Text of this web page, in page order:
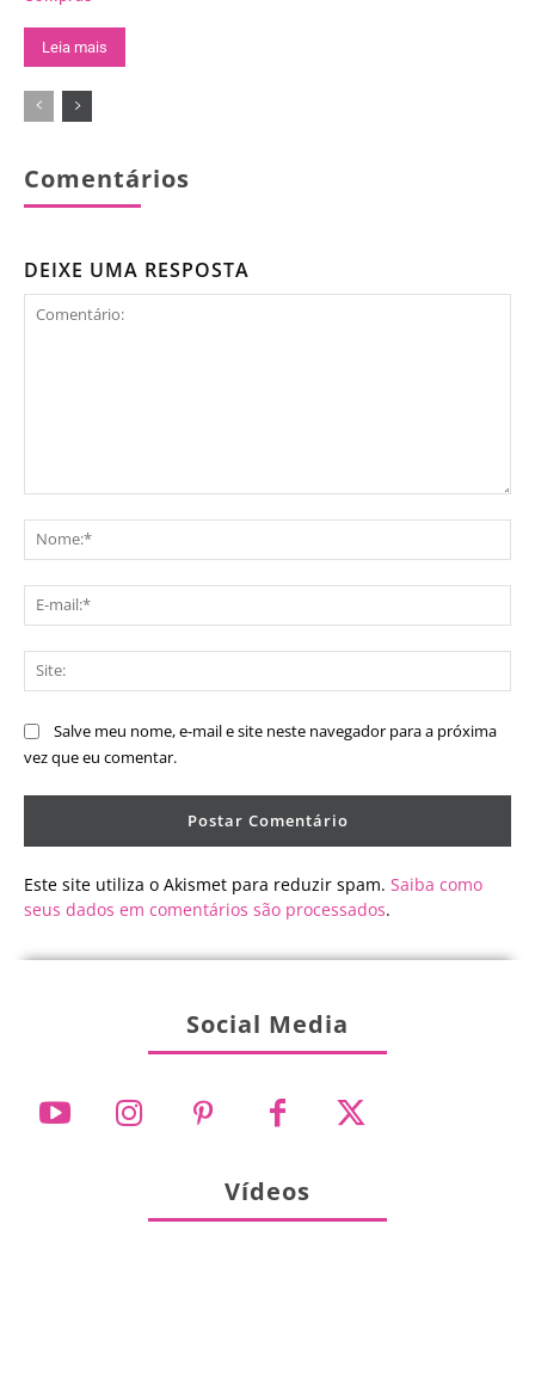
Leia mais
Comentários
DEIXE UMA RESPOSTA
Salve meu nome, e-mail e site neste navegador para a próxima
vez que eu comentar.
Este site utiliza o Akismet para reduzir spam. Saiba como
seus dados em comentários são processados.
Social Media
Vídeos